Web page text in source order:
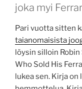
joka myi
Pari vuotta sitten
taianomaisista
löysin silloin
Who Sold His
lukea sen. Kirja